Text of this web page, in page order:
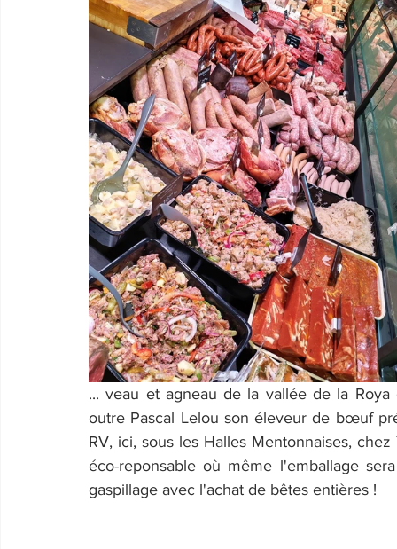
... veau et agneau de la vallée de la
outre Pascal Lelou son éleveur de bœuf
RV, ici, sous les Halles Mentonnaises,
éco-reponsable où même l'emballage
gaspillage avec l'achat de bêtes entières !